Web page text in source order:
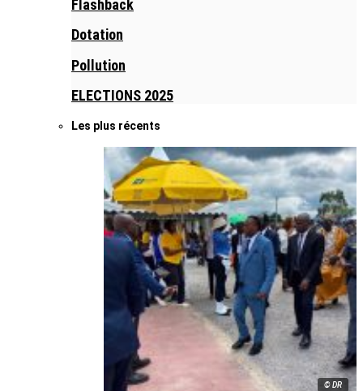
Flashback
Dotation
Pollution
ELECTIONS 2025
Les plus récents
© DR